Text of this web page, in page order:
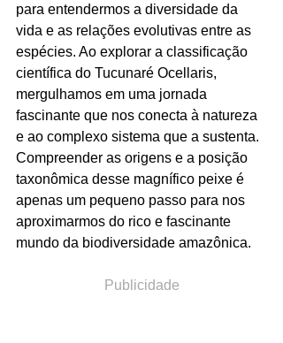
para entendermos a diversidade da
vida e as relações evolutivas entre as
espécies. Ao explorar a classificação
científica do Tucunaré Ocellaris,
mergulhamos em uma jornada
fascinante que nos conecta à natureza
e ao complexo sistema que a sustenta.
Compreender as origens e a posição
taxonômica desse magnífico peixe é
apenas um pequeno passo para nos
aproximarmos do rico e fascinante
mundo da biodiversidade amazônica.
Publicidade